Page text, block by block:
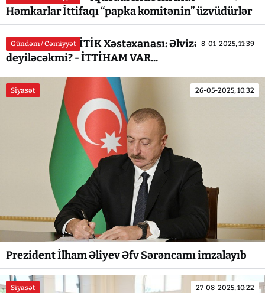
Həmkarlar İttifaqı “papka komitənin” üzvüdürlər
Gündəm / Cəmiyyət 8-01-2025, 11:39
Respublika KRİTİK Xəstəxanası: Əlvizə `ƏLVİDA`
deyiləcəkmi? - İTTİHAM VAR...
Siyasət 26-05-2025, 10:32
Prezident İlham Əliyev Əfv Sərəncamı imzalayıb
Siyasət 27-08-2025, 10:22